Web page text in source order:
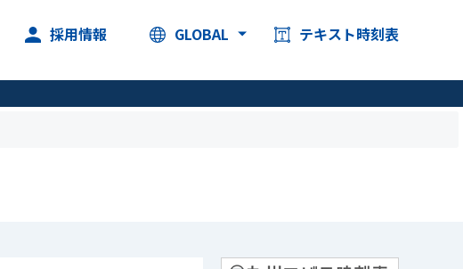
採用情報 GLOBAL テキスト時刻表